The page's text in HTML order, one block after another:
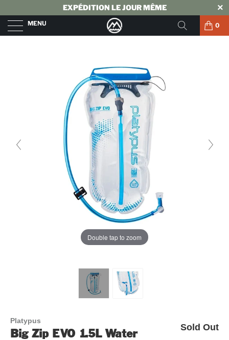
EXPÉDITION LE JOUR MÊME
MENU 0
Double tap to zoom
Platypus
Big Zip EVO 1.5L Water
Sold Out